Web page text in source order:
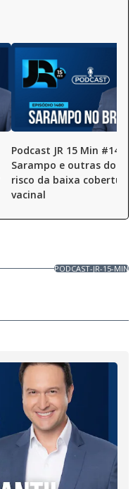
Podcast JR 15 Min #1480 |
Sarampo e outras
risco da baixa cobertura
vacinal
PODCAST-JR-15-MIN